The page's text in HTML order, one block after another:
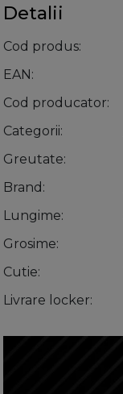
Detalii
Cod produs
EAN
Cod producator
Categorii
Greutate
Brand
Lungime
Grosime
Cutie
Livrare locker